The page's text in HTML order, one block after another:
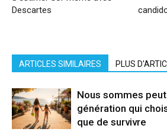
Descartes
ARTICLES SIMILAIRES PLUS
Nous sommes
génération qui
que de survivre